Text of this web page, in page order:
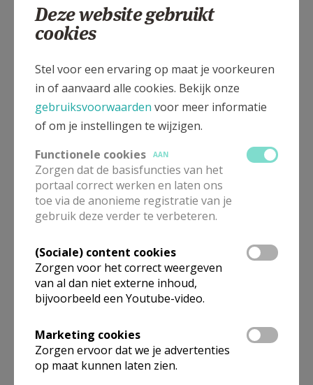
Echo van 06.02.2019
Echo van 30.01.2019
Echo van 16.01.2019
Echo van 09.01.2019
Echo van 02.01.2019
Gepubliceerd door
Kerk Stekene en Sint-Gillis-Waas
Meer
Artikel
Deze website gebruikt
cookies
Stel voor een ervaring op maat je voorkeuren
in of aanvaard alle cookies. Bekijk onze
gebruiksvoorwaarden voor meer informatie
of om je instellingen te wijzigen.
Functionele cookies
AAN
Zorgen dat de basisfuncties van het
portaal correct werken en laten ons
toe via de anonieme registratie van je
gebruik deze verder te verbeteren.
(Sociale) content cookies
Zorgen voor het correct weergeven
van al dan niet externe inhoud,
bijvoorbeeld een Youtube-video.
Marketing cookies
Zorgen ervoor dat we je advertenties
op maat kunnen laten zien.